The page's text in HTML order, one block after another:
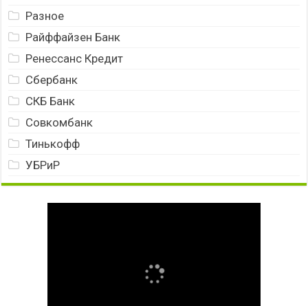
Разное
Райффайзен Банк
Ренессанс Кредит
Сбербанк
СКБ Банк
Совкомбанк
Тинькофф
УБРиР